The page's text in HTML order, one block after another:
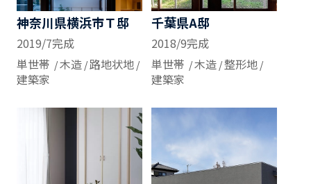
神奈川県横浜市Ｔ邸
2019/7完成
単世帯
木造 路地状地
建築家
千葉県A邸
2018/9完成
単世帯
木造 整形地
建築家